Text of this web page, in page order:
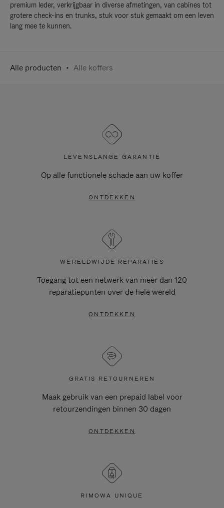
premium leder, verkrijgbaar in diverse afmetingen, van cabines tot
grotere check-ins en trunks, stuk voor stuk gemaakt om een leven
lang mee te kunnen.
Alle producten Alle koffers
LEVENSLANGE GARANTIE
Op alle functionele schade aan uw koffer
ONTDEKKEN
WERELDWIJDE REPARATIES
Toegang tot een netwerk van meer dan 120
reparatiepunten over de hele wereld
ONTDEKKEN
GRATIS RETOURNEREN
Maak gebruik van een prepaid label voor
retourzendingen binnen 30 dagen
ONTDEKKEN
RIMOWA UNIQUE